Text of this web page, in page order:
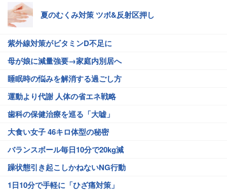
夏のむくみ対策 ツボ&反射区押し
紫外線対策がビタミンD不足に
母が娘に減量強要→家庭内別居へ
睡眠時の悩みを解消する過ごし方
運動より代謝 人体の省エネ戦略
歯科の保健治療を巡る「大嘘」
大食い女子 46キロ体型の秘密
バランスボール毎日10分で20kg減
躁状態引き起こしかねないNG行動
1日10分で手軽に「ひざ痛対策」